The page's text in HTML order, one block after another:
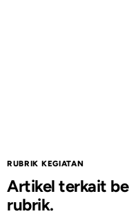
RUBRIK KEGIATAN
Artikel terkait
rubrik.